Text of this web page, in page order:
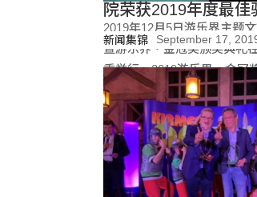
2019年12月5日游乐界主题
暨游乐界‧金冠奖颁奖典礼
重举行。2019游乐界‧金冠
评选和微信投票等一系列流
出供应商奖项的杰出动感影
阅读更多
院荣获2019年度最佳
新闻集锦 September 17,